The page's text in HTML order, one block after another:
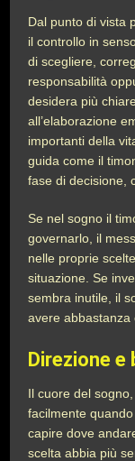
Dal punto di vista
il controllo in
di scegliere,
responsabilità
desidera più
all’elaborazione
importanti della
guida come il
fase di decisione,
Se nel sogno il
governarlo, il
nelle proprie
situazione. Se
sembra inutile, il
avere abbastanza
Direzione
Il cuore del
facilmente
capire dove
scelta abbia più